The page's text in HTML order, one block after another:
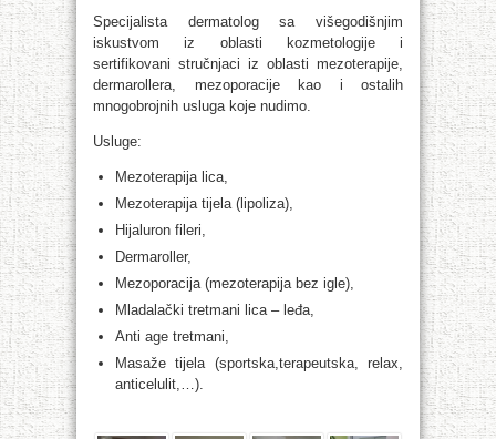
Specijalista dermatolog sa višegodišnjim
iskustvom iz oblasti kozmetologije i
sertifikovani stručnjaci iz oblasti mezoterapije,
dermarollera, mezoporacije kao i ostalih
mnogobrojnih usluga koje nudimo.
Usluge:
Mezoterapija lica,
Mezoterapija tijela (lipoliza),
Hijaluron fileri,
Dermaroller,
Mezoporacija (mezoterapija bez igle),
Mladalački tretmani lica – leđa,
Anti age tretmani,
Masaže tijela (sportska,terapeutska, relax,
anticelulit,…).